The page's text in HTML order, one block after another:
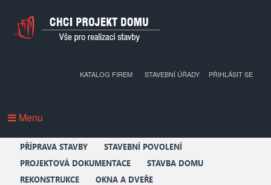
PŘIHLÁSIT SE
KATALOG FIREM STAVEBNÍ ÚŘADY
Menu
PŘÍPRAVA STAVBY
STAVEBNÍ POVOLENÍ
PROJEKTOVÁ DOKUMENTACE
STAVBA DOMU
REKONSTRUKCE
OKNA A DVEŘE